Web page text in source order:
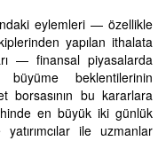
eylemleri — özellikle
yapılan ithalata
— finansal piyasalarda
beklentilerinin
borsasının bu kararlara
en büyük iki günlük
ile uzmanlar